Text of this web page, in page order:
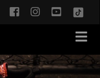
twitterfacebookinstagram